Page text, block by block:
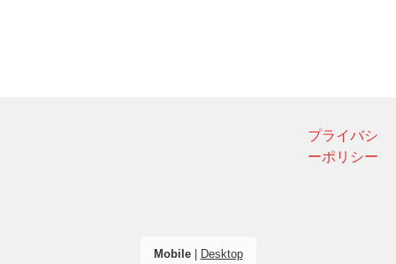
プライバシ
ーポリシー
Mobile| Desktop